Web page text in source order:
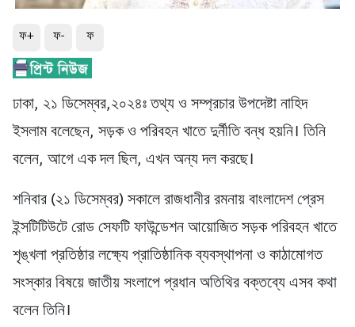
ফ+ ফ- ফ
ঢাকা, ২১ ডিসেম্বর,২০২৪ঃ তথ্য ও সম্প্রচার উপদেষ্টা নাহিদ
ইসলাম বলেছেন, সড়ক ও পরিবহন খাতে দুর্নীতি বন্ধ হয়নি। তিনি
বলেন, আগে এক দল ছিল, এখন অন্য দল করছে।
শনিবার (২১ ডিসেম্বর) সকালে রাজধানীর রমনায় বাংলাদেশ প্রেস
ইন্সটিটিউটে রোড সেফটি ফাউন্ডেশন আয়োজিত সড়ক পরিবহন খাতে
শৃঙ্খলা প্রতিষ্ঠার লক্ষ্যে প্রাতিষ্ঠানিক ব্যবস্থাপনা ও কাঠামোগত
সংস্কার বিষয়ে জাতীয় সংলাপে প্রধান অতিথির বক্তব্যে এসব কথা
বলেন তিনি।